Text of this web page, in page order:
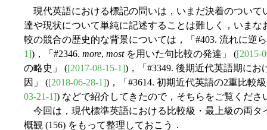
現代英語における標記の問いは，いまだ決着のついて
達や現状について単純に記述することは難しく，いま
較の競合の歴史的な背景については，「#403. 流れに逆
1])，「#2346. more, mostを用いた句比較の発達」 ([2015-
の略史」 ([2017-08-15-1])，「#3349. 後期近代英語期に
因」 ([2018-06-28-1])，「#3614. 初期近代英語の2重比較
03-21-1]) などで紹介してきたので，そちらをご覧くださ
今回は，現代標準英語における比較級・最上級の両タ
概観 (156) をもって整理しておこう．